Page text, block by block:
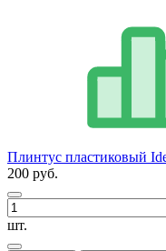
Плинтус пластиковый
200 руб.
шт.